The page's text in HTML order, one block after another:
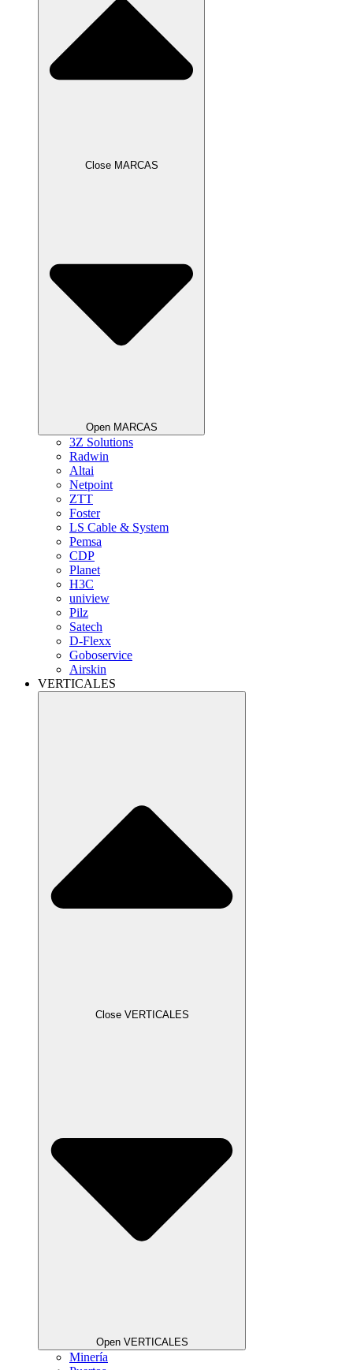
Close MARCAS
Open MARCAS
3Z Solutions
Radwin
Altai
Netpoint
ZTT
Foster
LS Cable & System
Pemsa
CDP
Planet
H3C
uniview
Pilz
Satech
D-Flexx
Goboservice
Airskin
VERTICALES
Close VERTICALES
Open VERTICALES
Minería